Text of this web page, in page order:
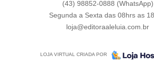
(43) 98852-0888 (WhatsApp)
Segunda a Sexta das 08hrs as
loja@editoraaleluia.com.br
LOJA VIRTUAL CRIADA POR